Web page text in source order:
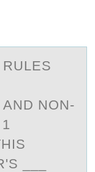
NON-
___